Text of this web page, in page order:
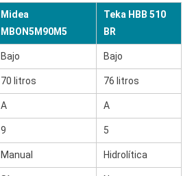
Midea
MBON5M90M5
Teka HBB 510
BR
Bajo Bajo
70 litros 76 litros
A A
9 5
Manual Hidrolítica